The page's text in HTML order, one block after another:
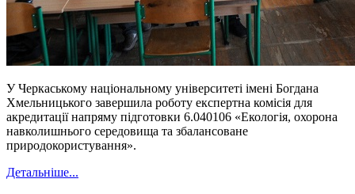
У Черкаському національному університеті імені Богдана
Хмельницького завершила роботу експертна комісія для
акредитації напряму підготовки 6.040106 «Екологія, охорона
навколишнього середовища та збалансоване
природокористування».
Детальніше...